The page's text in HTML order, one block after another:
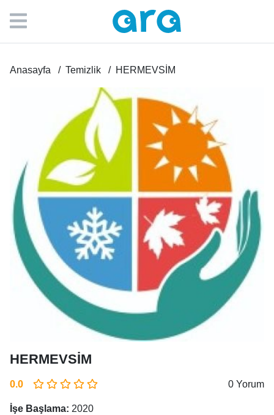
Anasayfa Temizlik HERMEVSİM
HERMEVSİM
0.0 0 Yorum
İşe Başlama: 2020